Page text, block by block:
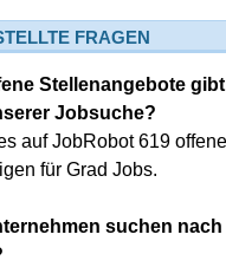
FRAGEN
Stellenangebote
Jobsuche?
auf JobRobot 619 offene
für Grad Jobs.
suchen